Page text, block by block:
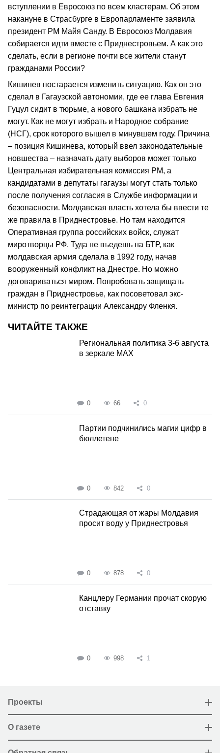
вступлении в Евросоюз по всем кластерам. Об этом
накануне в Страсбурге в Европарламенте заявила
президент РМ Майя Санду. В Евросоюз Молдавия
собирается идти вместе с Приднестровьем. А как это
сделать, если в регионе почти все жители станут
гражданами России?
Кишинев постарается изменить ситуацию. Как он это
сделал в Гагаузской автономии, где ее глава Евгения
Гуцул сидит в тюрьме, а нового башкана избрать не
могут. Как не могут избрать и Народное собрание
(НСГ), срок которого вышел в минувшем году. Причина
– позиция Кишинева, который ввел законодательные
новшества – назначать дату выборов может только
Центральная избирательная комиссия РМ, а
кандидатами в депутаты гагаузы могут стать только
после получения согласия в Службе информации и
безопасности. Молдавская власть хотела бы ввести те
же правила в Приднестровье. Но там находится
Оперативная группа российских войск, служат
миротворцы РФ. Туда не въедешь на БТР, как
молдавская армия сделала в 1992 году, начав
вооруженный конфликт на Днестре. Но можно
договариваться миром. Попробовать защищать
граждан в Приднестровье, как посоветовал экс-
министр по реинтеграции Александру Фленкя.
ЧИТАЙТЕ ТАКЖЕ
Региональная политика 3-6 августа
в зеркале MAX
0 66 0
Партии подчинились магии цифр в
бюллетене
0 842 0
Страдающая от жары Молдавия
просит воду у Приднестровья
0 878 0
Канцлеру Германии прочат скорую
отставку
0 998 1
Проекты
О газете